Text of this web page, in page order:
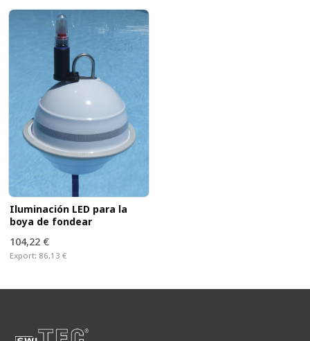
Iluminación LED para la
boya de fondear
104,22 €
Export: 86,13 €